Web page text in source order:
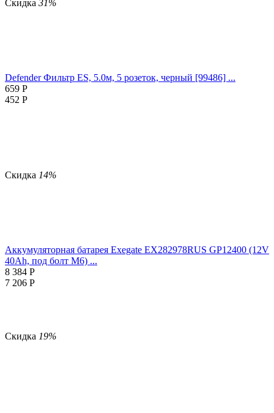
Скидка 31%
Defender Фильтр ES, 5.0м, 5 розеток, черный [99486] ...
659 Р
452 Р
Скидка 14%
Аккумуляторная батарея Exegate EX282978RUS GP12400 (12V
40Ah, под болт М6) ...
8 384 Р
7 206 Р
Скидка 19%